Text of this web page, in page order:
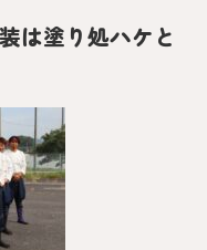
は塗り処ハケと